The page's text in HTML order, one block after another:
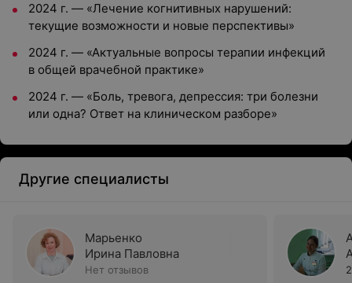
2024 г. — «Лечение когнитивных нарушений:
текущие возможности и новые перспективы»
2024 г. — «Актуальные вопросы терапии инфекций
в общей врачебной практике»
2024 г. — «Боль, тревога, депрессия: три болезни
или одна? Ответ на клиническом разборе»
Другие специалисты
Марьенко
Ирина Павловна
Нет отзывов